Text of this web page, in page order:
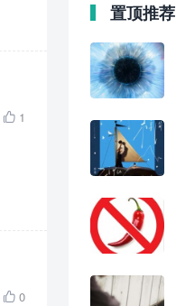
 1
 0
置顶推荐